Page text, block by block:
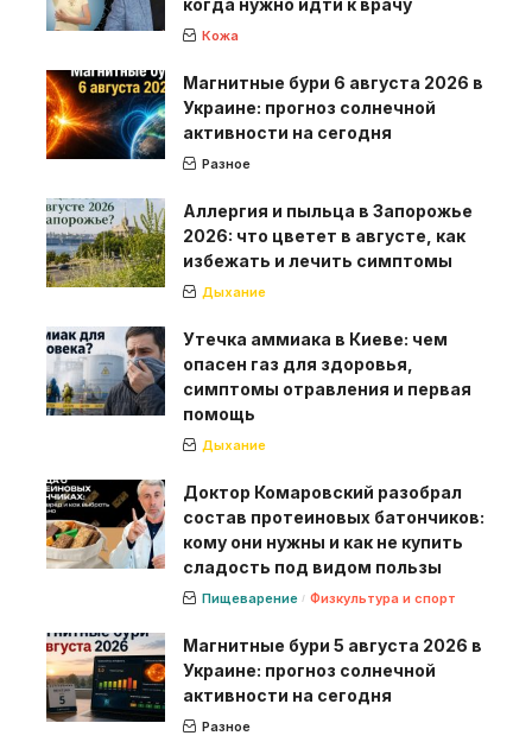
Кожа
Магнитные бури 6 августа 2026 в
Украине: прогноз солнечной
активности на сегодня
Разное
Аллергия и пыльца в Запорожье
2026: что цветет в августе, как
избежать и лечить симптомы
Дыхание
Утечка аммиака в Киеве: чем
опасен газ для здоровья,
симптомы отравления и первая
помощь
Дыхание
Доктор Комаровский разобрал
состав протеиновых батончиков:
кому они нужны и как не купить
сладость под видом пользы
Пищеварение Физкультура и спорт
Магнитные бури 5 августа 2026 в
Украине: прогноз солнечной
активности на сегодня
Разное